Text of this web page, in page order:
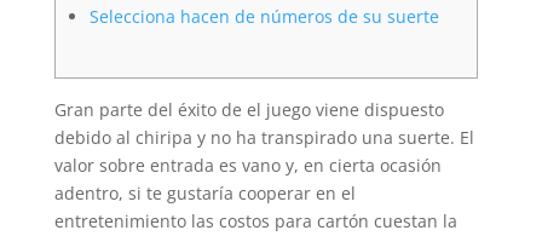
Selecciona hacen de números de su suerte
Gran parte del éxito de el juego viene dispuesto
debido al chiripa y no ha transpirado una suerte. El
valor sobre entrada es vano y, en cierta ocasión
adentro, si te gustaría cooperar en el
entretenimiento las costos para cartón cuestan la